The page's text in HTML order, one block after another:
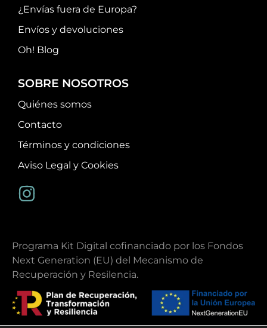
¿Envías fuera de Europa?
Envíos y devoluciones
Oh! Blog
SOBRE NOSOTROS
Quiénes somos
Contacto
Términos y condiciones
Aviso Legal y Cookies
Programa Kit Digital cofinanciado por los Fondos
Next Generation (EU) del Mecanismo de
Recuperación y Resilencia.